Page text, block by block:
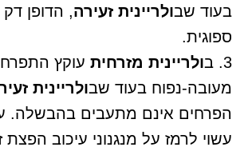
בעוד שבולריינית זעירה, הדופן
ספוגית.
3. ב
ולריינית מזרחית עוקץ
מעובה-נפוח בעוד שבולריינית
הפרחים אינם מתעבים בהבשלה.
עשוי לרמז על מנגנוני עיכוב הפצת